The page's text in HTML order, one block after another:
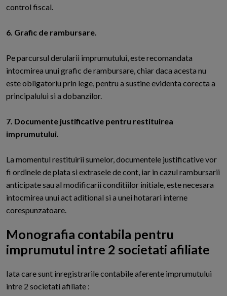
control fiscal.
6. Grafic de rambursare.
Pe parcursul derularii imprumutului, este recomandata
intocmirea unui grafic de rambursare, chiar daca acesta nu
este obligatoriu prin lege, pentru a sustine evidenta corecta a
principalului si a dobanzilor.
7. Documente justificative pentru restituirea
imprumutului.
La momentul restituirii sumelor, documentele justificative vor
fi ordinele de plata si extrasele de cont, iar in cazul rambursarii
anticipate sau al modificarii conditiilor initiale, este necesara
intocmirea unui act aditional si a unei hotarari interne
corespunzatoare.
Monografia contabila pentru
imprumutul intre 2 societati afiliate
Iata care sunt inregistrarile contabile aferente imprumutului
intre 2 societati afiliate :